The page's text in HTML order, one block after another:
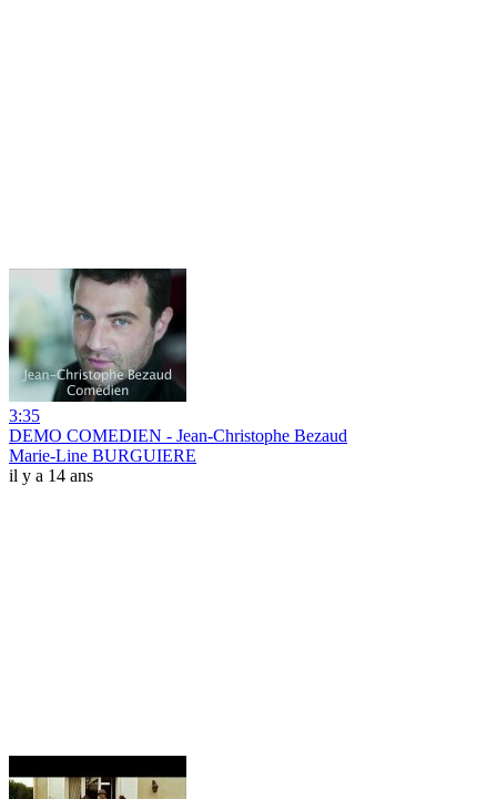
3:35
DEMO COMEDIEN - Jean-Christophe Bezaud
Marie-Line BURGUIERE
il y a 14 ans